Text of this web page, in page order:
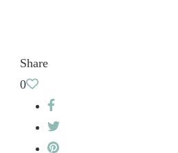
Share
0